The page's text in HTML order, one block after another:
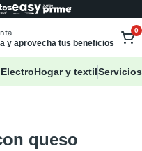
y aprovecha tus beneficios
0
ElectroHogar y textilServicios
queso